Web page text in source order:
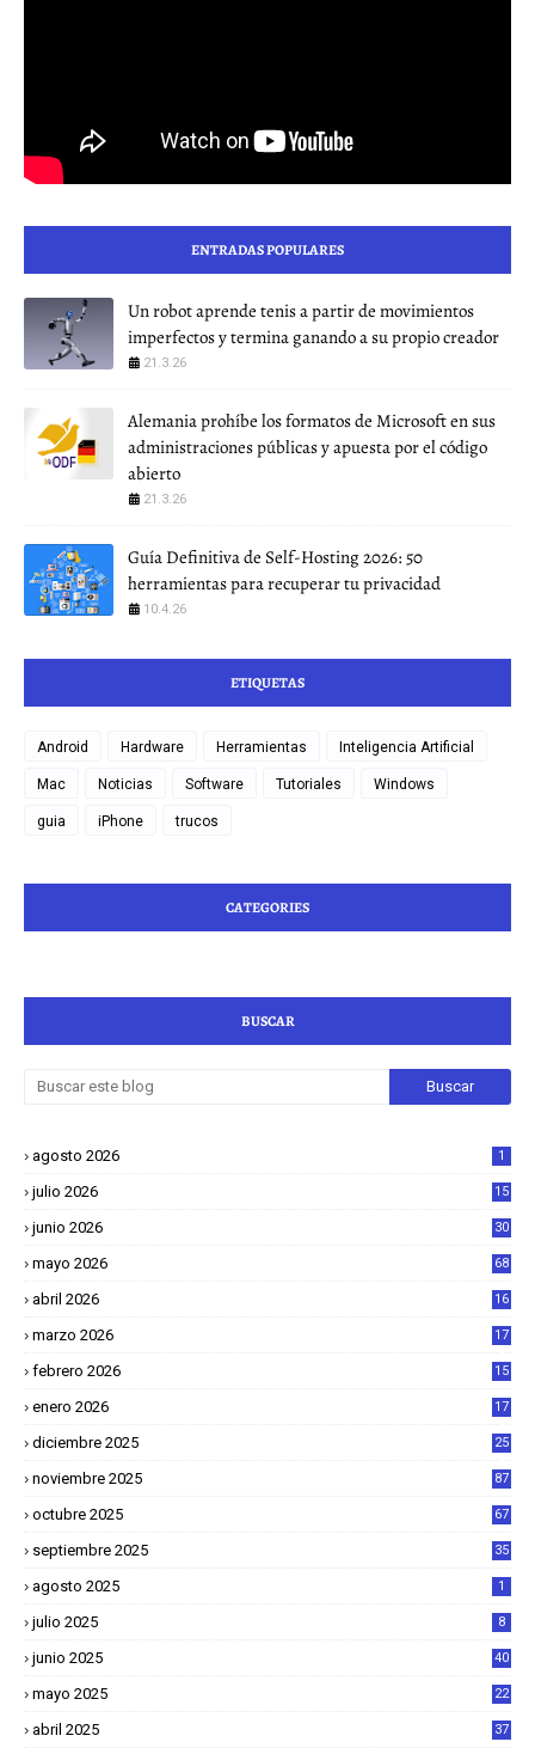
ENTRADAS POPULARES
Un robot aprende tenis a partir de movimientos
imperfectos y termina ganando a su propio creador
21.3.26
Alemania prohíbe los formatos de Microsoft en sus
administraciones públicas y apuesta por el código
abierto
21.3.26
Guía Definitiva de Self-Hosting 2026: 50
herramientas para recuperar tu privacidad
10.4.26
ETIQUETAS
Android Hardware Herramientas Inteligencia Artificial
Mac Noticias Software Tutoriales Windows
guia iPhone trucos
CATEGORIES
BUSCAR
agosto 2026 1
julio 2026 15
junio 2026 30
mayo 2026 68
abril 2026
16
marzo 2026
17
febrero 2026
15
enero 2026
17
diciembre 2025
25
noviembre 2025 87
octubre 2025 67
septiembre 2025 35
agosto 2025 1
julio 2025 8
junio 2025 40
mayo 2025
22
abril 2025
37